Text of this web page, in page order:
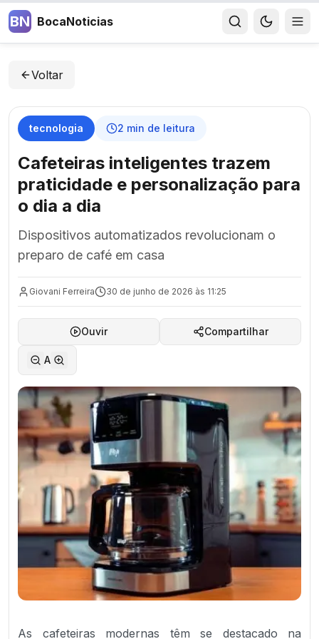
BN BocaNoticias
Voltar
tecnologia 2 min de leitura
Cafeteiras inteligentes trazem
praticidade e personalização para
o dia a dia
Dispositivos automatizados revolucionam o
preparo de café em casa
Giovani Ferreira 30 de junho de 2026 às 11:25
Ouvir Compartilhar
A
As cafeteiras modernas têm se destacado na